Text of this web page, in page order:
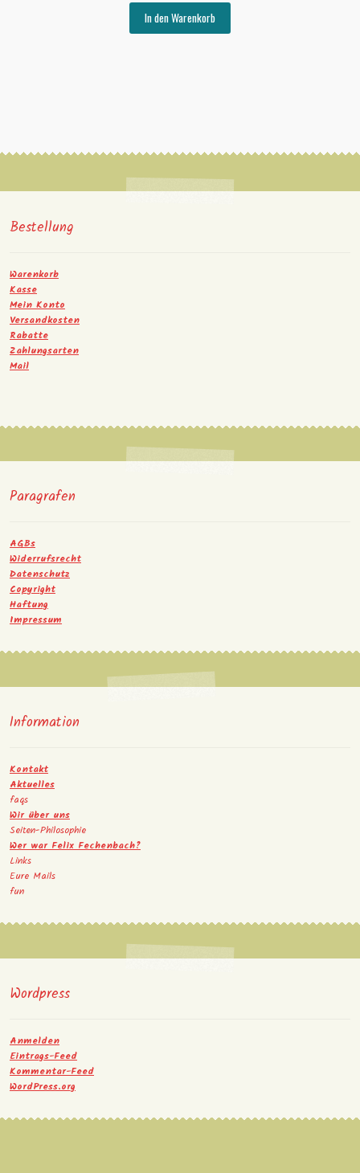
In den Warenkorb
Bestellung
Warenkorb
Kasse
Mein Konto
Versandkosten
Rabatte
Zahlungsarten
Mail
Paragrafen
AGBs
Widerrufsrecht
Datenschutz
Copyright
Haftung
Impressum
Information
Kontakt
Aktuelles
faqs
Wir über uns
Seiten-Philosophie
Wer war Felix Fechenbach?
Links
Eure Mails
fun
Wordpress
Anmelden
Eintrags-Feed
Kommentar-Feed
WordPress.org